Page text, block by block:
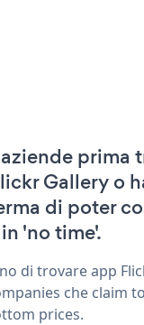
prima
Gallery o
di poter
'no time'.
di trovare app
che claim
prices.